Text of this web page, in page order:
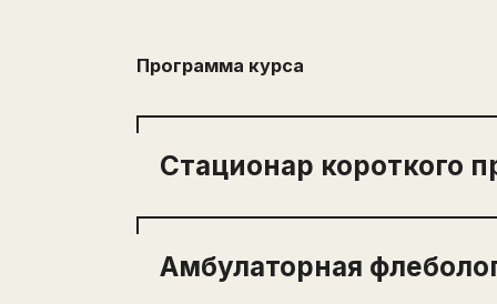
Программа курса
Стационар короткого
Основные принципы работы
Амбулаторная